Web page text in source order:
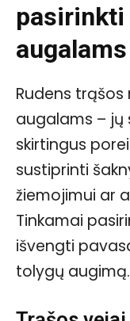
augalams
Rudens
augalams –
skirtingus
sustiprinti
žiemojimui ar
Tinkamai
išvengti
tolygų augimą.